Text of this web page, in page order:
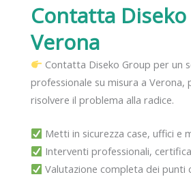
Contatta
Verona
Contatta Diseko Group per un
professionale su misura a Verona,
risolvere il problema alla radice.
Metti in sicurezza case, uffici e
Interventi professionali,
Valutazione completa dei punti